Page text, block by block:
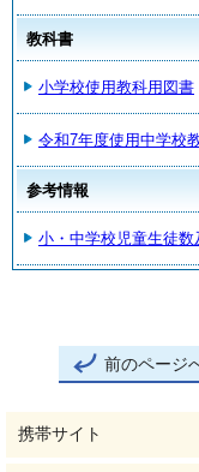
教科書
小学校使用教科用図書
令和7年度使用中学校
参考情報
小・中学校児童生徒数
前のページ
携帯サイト